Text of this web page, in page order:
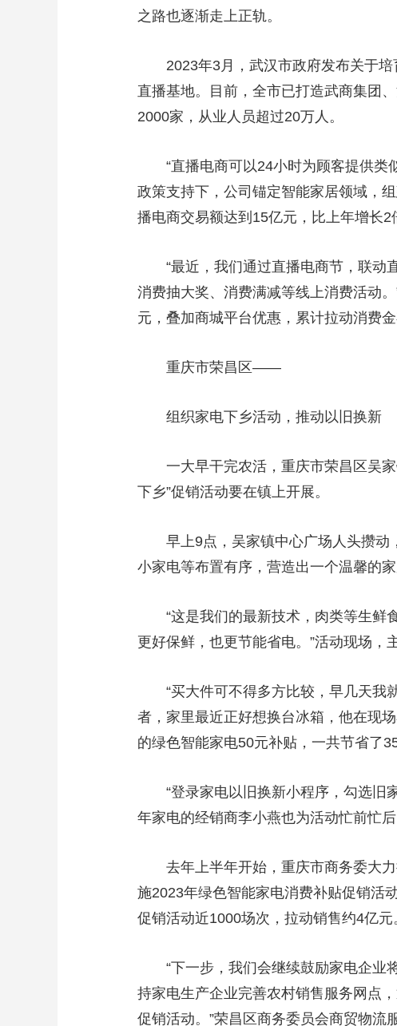
之路也逐渐走上正轨。
2023年3月，武汉市政府发布关于培
直播基地。目前，全市已打造武商集团
2000家，从业人员超过20万人。
“直播电商可以24小时为顾客提供类似
政策支持下，公司锚定智能家居领域，
播电商交易额达到15亿元，比上年增长2
“最近，我们通过直播电商节，联动直
消费抽大奖、消费满减等线上消费活动
元，叠加商城平台优惠，累计拉动消费金
重庆市荣昌区——
组织家电下乡活动，推动以旧换新
一大早干完农活，重庆市荣昌区吴家
下乡”促销活动要在镇上开展。
早上9点，吴家镇中心广场人头攒动，
小家电等布置有序，营造出一个温馨的
“这是我们的最新技术，肉类等生鲜
更好保鲜，也更节能省电。”活动现场，
“买大件可不得多方比较，早几天我就
者，家里最近正好想换台冰箱，他在现
的绿色智能家电50元补贴，一共节省了
“登录家电以旧换新小程序，勾选旧家
年家电的经销商李小燕也为活动忙前忙
去年上半年开始，重庆市商务委大力
施2023年绿色智能家电消费补贴促销活
促销活动近1000场次，拉动销售约4亿元
“下一步，我们会继续鼓励家电企业
持家电生产企业完善农村销售服务网点
促销活动。”荣昌区商务委员会商贸物流